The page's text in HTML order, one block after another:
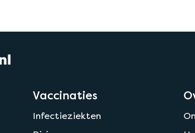
Vaccinaties
Infectieziekten